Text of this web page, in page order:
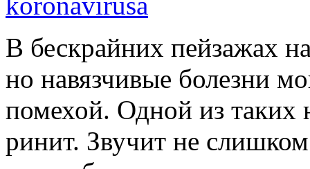
В бескрайних пейзажах
но навязчивые болезни
помехой. Одной из таких
ринит. Звучит не